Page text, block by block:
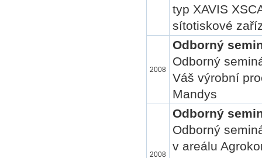
typ XAVIS
sítotiskové
2008
Odborný
Odborný
Váš výrobní
Mandys
2008
Odborný
Odborný
v areálu